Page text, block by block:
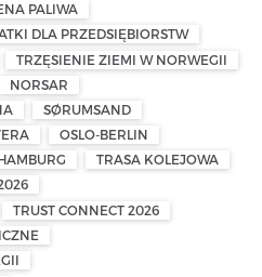
PALIWA
DLA PRZEDSIĘBIORSTW
TRZĘSIENIE ZIEMI W NORWEGII
NORSAR
SØRUMSAND
OSLO-BERLIN
TRASA KOLEJOWA
TRUST CONNECT 2026